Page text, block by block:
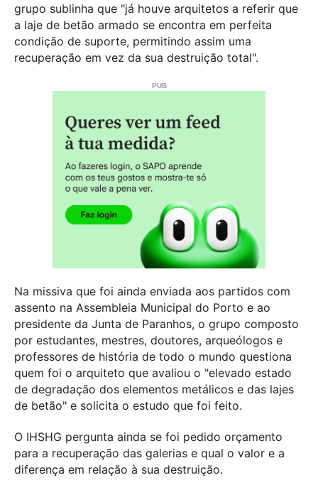
grupo sublinha que "já houve arquitetos a referir que
a laje de betão armado se encontra em perfeita
condição de suporte, permitindo assim uma
recuperação em vez da sua destruição total".
Na missiva que foi ainda enviada aos partidos com
assento na Assembleia Municipal do Porto e ao
presidente da Junta de Paranhos, o grupo composto
por estudantes, mestres, doutores, arqueólogos e
professores de história de todo o mundo questiona
quem foi o arquiteto que avaliou o "elevado estado
de degradação dos elementos metálicos e das lajes
de betão" e solicita o estudo que foi feito.
O IHSHG pergunta ainda se foi pedido orçamento
para a recuperação das galerias e qual o valor e a
diferença em relação à sua destruição.